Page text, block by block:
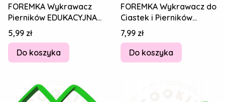
FOREMKA Wykrawacz
Pierników EDUKACYJNA
Literka Litera Znak
Nawias ( 5,5 cm
Cena
5,99 zł
Do koszyka
FOREMKA Wykrawacz do
Ciastek i Pierników
EDUKACYJNA - Znak
Nawias ( 11cm
Cena
7,99 zł
Do koszyka